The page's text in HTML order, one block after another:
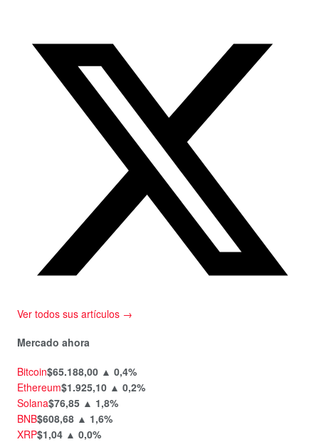
Ver todos sus artículos →
Mercado ahora
Bitcoin$65.188,00 ▲ 0,4%
Ethereum$1.925,10 ▲ 0,2%
Solana$76,85 ▲ 1,8%
BNB$608,68 ▲ 1,6%
XRP$1,04 ▲ 0,0%